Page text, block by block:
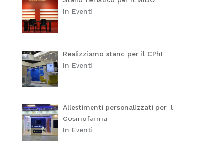
In Eventi
Realizziamo stand per il CPhI
In Eventi
Allestimenti personalizzati per il
Cosmofarma
In Eventi